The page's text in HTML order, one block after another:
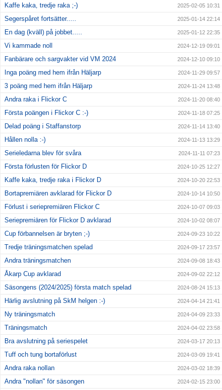
Kaffe kaka, tredje raka ;-) 2025-02-05 10:31
Segerspåret fortsätter..... 2025-01-14 22:14
En dag (kväll) på jobbet..... 2025-01-12 22:35
Vi kammade noll 2024-12-19 09:01
Fanbärare och sargvakter vid VM 2024 2024-12-10 09:10
Inga poäng med hem ifrån Häljarp 2024-11-29 09:57
3 poäng med hem ifrån Häljarp 2024-11-24 13:48
Andra raka i Flickor C 2024-11-20 08:40
Första poängen i Flickor C :-) 2024-11-18 07:25
Delad poäng i Staffanstorp 2024-11-14 13:40
Hållen nolla :-) 2024-11-13 13:29
Serieledarna blev för svåra 2024-11-11 07:23
Första förlusten för Flickor D 2024-10-25 12:27
Kaffe kaka, tredje raka i Flickor D 2024-10-20 22:53
Bortapremiären avklarad för Flickor D 2024-10-14 10:50
Förlust i seriepremiären Flickor C 2024-10-07 09:03
Seriepremiären för Flickor D avklarad 2024-10-02 08:07
Cup förbannelsen är bryten ;-) 2024-09-23 10:22
Tredje träningsmatchen spelad 2024-09-17 23:57
Andra träningsmatchen 2024-09-08 18:43
Åkarp Cup avklarad 2024-09-02 22:12
Säsongens (2024/2025) första match spelad 2024-08-24 15:13
Härlig avslutning på SkM helgen :-) 2024-04-14 21:41
Ny träningsmatch 2024-04-09 23:33
Träningsmatch 2024-04-02 23:58
Bra avslutning på seriespelet 2024-03-17 20:13
Tuff och tung bortaförlust 2024-03-09 19:41
Andra raka nollan 2024-03-02 18:39
Andra "nollan" för säsongen 2024-02-15 23:00